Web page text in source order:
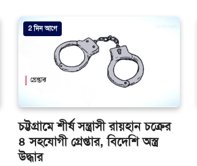
2 দিন আগে
চট্টগ্রামে শীর্ষ সন্ত্রাসী রায়হান চক্রের
৪ সহযোগী গ্রেপ্তার, বিদেশি অস্ত্র
উদ্ধার